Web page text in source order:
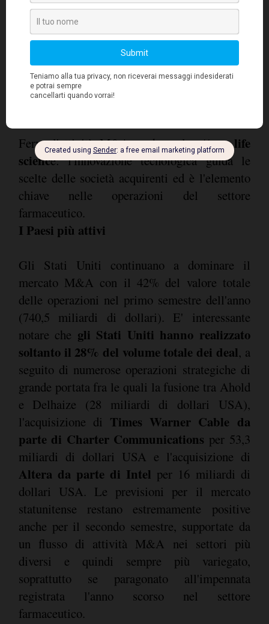
Ferve l'attività M&A anche nelsettore life
science: l'innovazione tecnologica guida le
scelte delle società acquirenti ed è l'elemento
chiave nelle operazioni del settore
farmaceutico.
I Paesi più attivi
Gli Stati Uniti continuano a dominare il
mercato M&A con il 42% del valore totale
delle operazioni nel primo semestre dell'anno
(740,5 miliardi di dollari). E' interessante
notare che gli Stati Uniti hanno realizzato
soltanto il 28% del volume totale dei deal, a
seguito di numerose operazioni strategiche di
grande portata fra le quali la fusione tra Ahold
e Delhaize (28 miliardi di dollari USA),
l'acquisizione di Times Warner Cable da
parte di Charter Communications per 53,3
miliardi di dollari USA e l'acquisizione di
Altera da parte di Intel per 16 miliardi di
dollari USA. Le previsioni per il mercato
statunitense restano estremamente positive
anche per il secondo semestre, supportate da
un flusso di attività M&A nei settori più
diversi e quindi sempre più variegato,
soprattutto se paragonato all'impennata
registrata l'anno scorso nel settore
farmaceutico.